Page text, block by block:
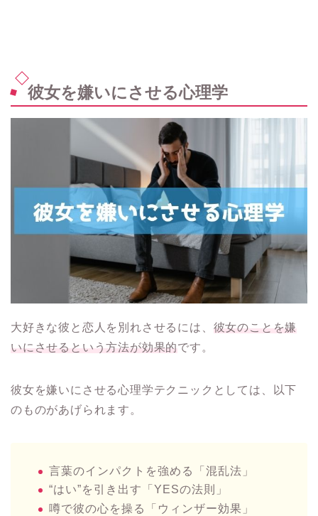
彼女を嫌いにさせる心理学
大好きな彼と恋人を別れさせるには、 彼女のことを嫌
いにさせるという方法が効果的です。
彼女を嫌いにさせる心理学テクニックとしては、以下
のものがあげられます。
言葉のインパクトを強める「混乱法」
“はい”を引き出す「YESの法則」
噂で彼の心を操る「ウィンザー効果」